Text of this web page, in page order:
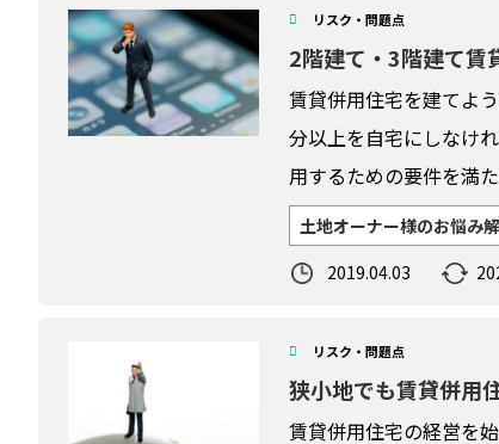
リスク・問題点
2階建て・3階建て賃
賃貸併用住宅を建てよ
分以上を自宅にしなけ
用するための要件を満
土地オーナー様のお悩み
2019.04.03
リスク・問題点
狭小地でも賃貸併用
賃貸併用住宅の経営を